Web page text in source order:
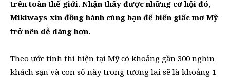
trên toàn thế giới. Nhận thấy được những cơ hội đó,
Mikiways xin đồng hành cùng bạn để biến giấc mơ Mỹ
trở nên dễ dàng hơn.
Theo ước tính thì hiện tại Mỹ có khoảng gần 300 nghìn
khách sạn và con số này trong tương lai sẽ là khoảng 1